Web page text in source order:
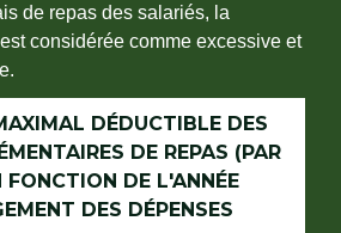
de repas des salariés, la
considérée comme excessive et
DÉDUCTIBLE DES
DE REPAS (PAR
FONCTION DE L'ANNÉE
DES DÉPENSES